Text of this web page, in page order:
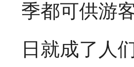
季都可供游
日就成了人